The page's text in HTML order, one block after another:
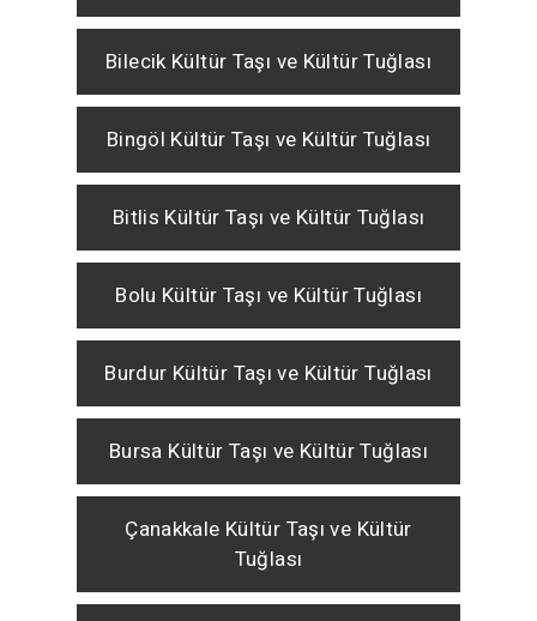
Bilecik Kültür Taşı ve Kültür Tuğlası
Bingöl Kültür Taşı ve Kültür Tuğlası
Bitlis Kültür Taşı ve Kültür Tuğlası
Bolu Kültür Taşı ve Kültür Tuğlası
Burdur Kültür Taşı ve Kültür Tuğlası
Bursa Kültür Taşı ve Kültür Tuğlası
Çanakkale Kültür Taşı ve Kültür
Tuğlası